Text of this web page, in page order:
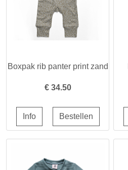
Boxpak rib panter print zand
€ 34.50